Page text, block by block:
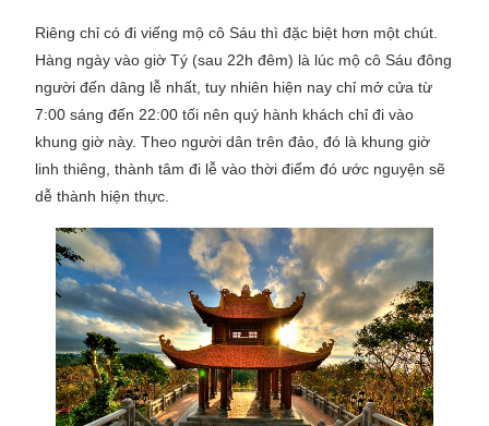
Riêng chỉ có đi viếng mộ cô Sáu thì đặc biệt hơn một chút.
Hàng ngày vào giờ Tý (sau 22h đêm) là lúc mộ cô Sáu đông
người đến dâng lễ nhất, tuy nhiên hiện nay chỉ mở cửa từ
7:00 sáng đến 22:00 tối nên quý hành khách chỉ đi vào
khung giờ này. Theo người dân trên đảo, đó là khung giờ
linh thiêng, thành tâm đi lễ vào thời điểm đó ước nguyện sẽ
dễ thành hiện thực.